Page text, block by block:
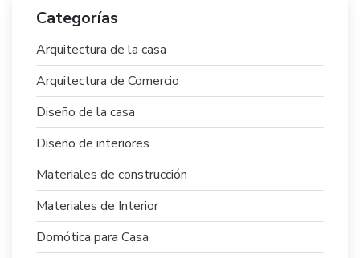
Categorías
Arquitectura de la casa
Arquitectura de Comercio
Diseño de la casa
Diseño de interiores
Materiales de construcción
Materiales de Interior
Domótica para Casa